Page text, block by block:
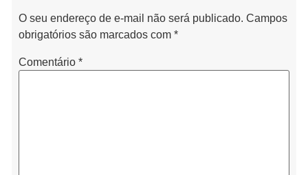
O seu endereço de e-mail não será publicado. Campos
obrigatórios são marcados com *
Comentário *